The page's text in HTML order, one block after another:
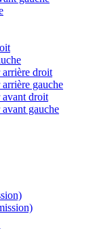
arrière droit
gauche
avant droit
gauche